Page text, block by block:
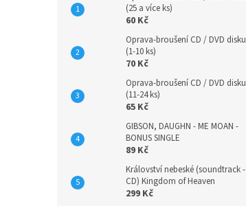
(25 a více ks)
60 Kč
Oprava-broušení CD / DVD disku
(1-10 ks)
70 Kč
Oprava-broušení CD / DVD disku
(11-24 ks)
65 Kč
GIBSON, DAUGHN - ME MOAN -
BONUS SINGLE
89 Kč
Království nebeské (soundtrack -
CD) Kingdom of Heaven
299 Kč